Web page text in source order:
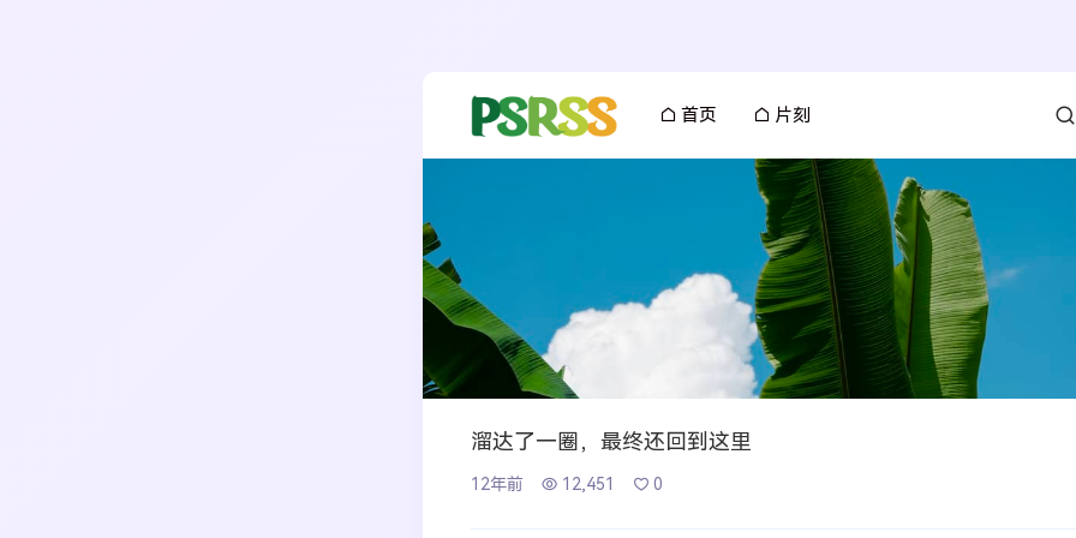
首页 片刻
溜达了一圈，最终还回到这里
12年前 12,451 0